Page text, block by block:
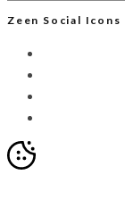
Zeen Social Icons